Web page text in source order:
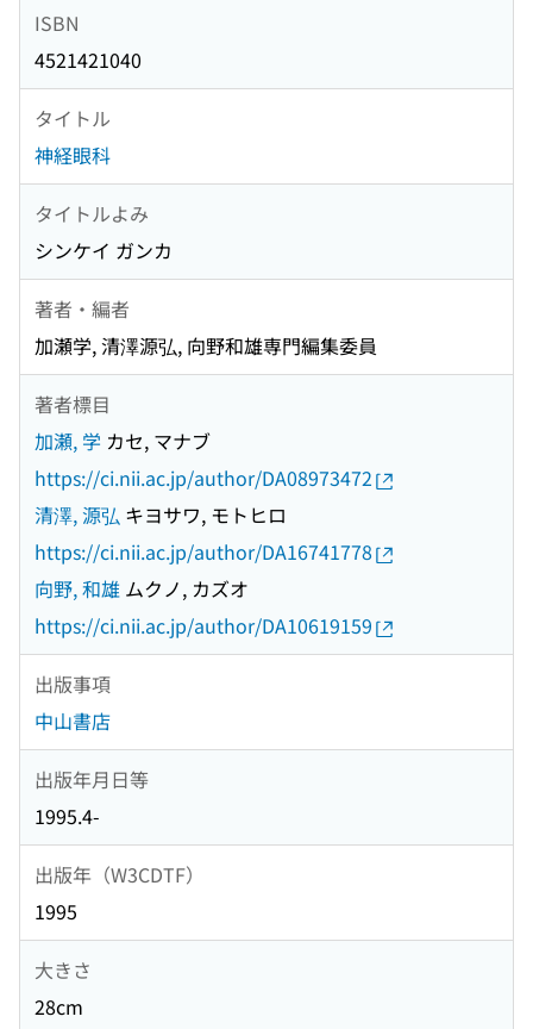
ISBN
4521421040
タイトル
神経眼科
タイトルよみ
シンケイ ガンカ
著者・編者
加瀬学, 清澤源弘, 向野和雄専門編集委員
著者標目
加瀬, 学 カセ, マナブ
https://ci.nii.ac.jp/author/DA08973472
清澤, 源弘 キヨサワ, モトヒロ
https://ci.nii.ac.jp/author/DA16741778
向野, 和雄 ムクノ, カズオ
https://ci.nii.ac.jp/author/DA10619159
出版事項
中山書店
出版年月日等
1995.4-
出版年（W3CDTF）
1995
大きさ
28cm